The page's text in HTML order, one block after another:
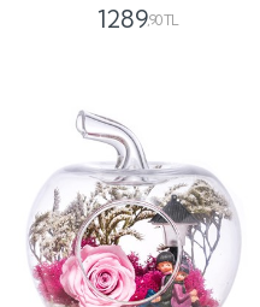
1289,90 TL